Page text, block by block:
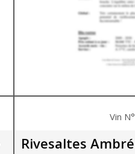
Vin N°
Rivesaltes